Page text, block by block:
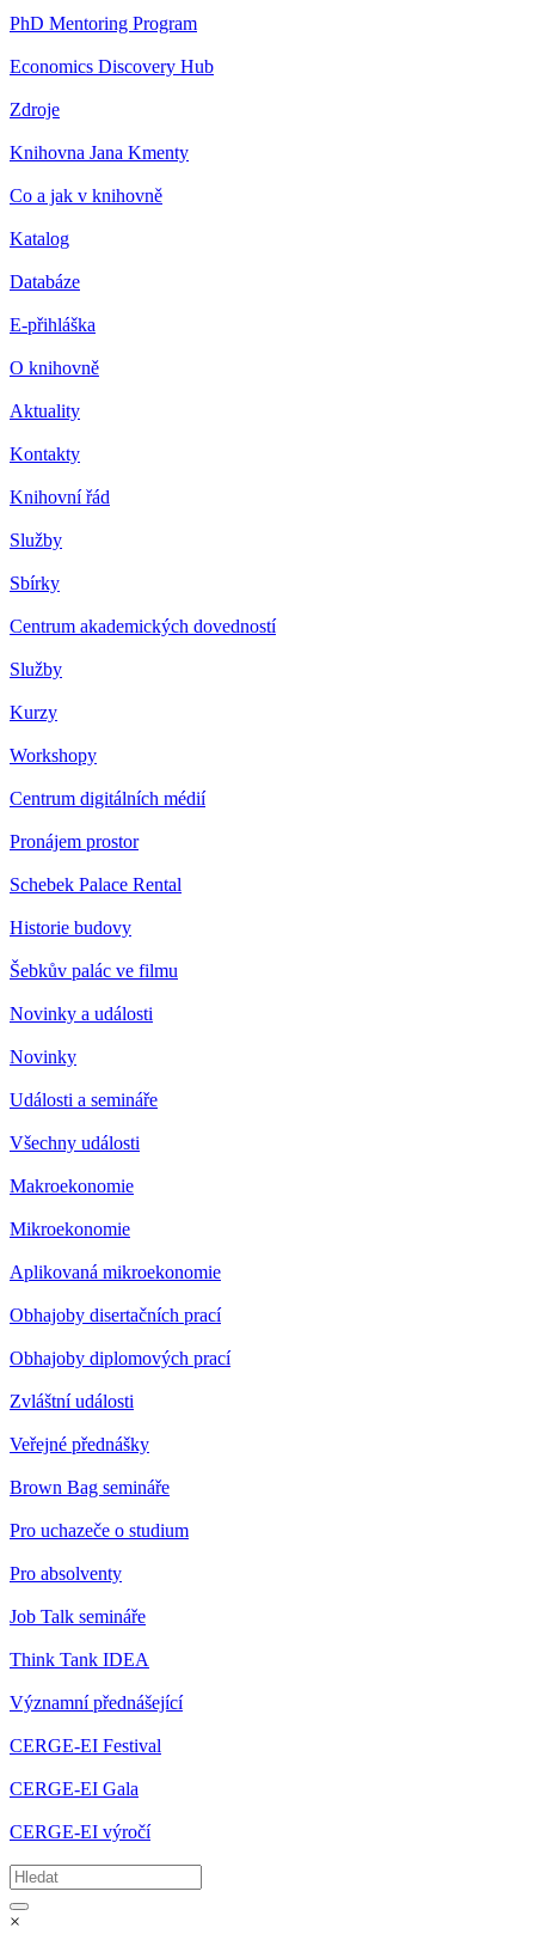
PhD Mentoring Program
Economics Discovery Hub
Zdroje
Knihovna Jana Kmenty
Co a jak v knihovně
Katalog
Databáze
E-přihláška
O knihovně
Aktuality
Kontakty
Knihovní řád
Služby
Sbírky
Centrum akademických dovedností
Služby
Kurzy
Workshopy
Centrum digitálních médií
Pronájem prostor
Schebek Palace Rental
Historie budovy
Šebkův palác ve filmu
Novinky a události
Novinky
Události a semináře
Všechny události
Makroekonomie
Mikroekonomie
Aplikovaná mikroekonomie
Obhajoby disertačních prací
Obhajoby diplomových prací
Zvláštní události
Veřejné přednášky
Brown Bag semináře
Pro uchazeče o studium
Pro absolventy
Job Talk semináře
Think Tank IDEA
Významní přednášející
CERGE-EI Festival
CERGE-EI Gala
CERGE-EI výročí
×